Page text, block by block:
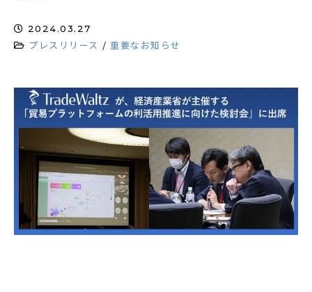
2024.03.27
プレスリリース 重要なお知らせ